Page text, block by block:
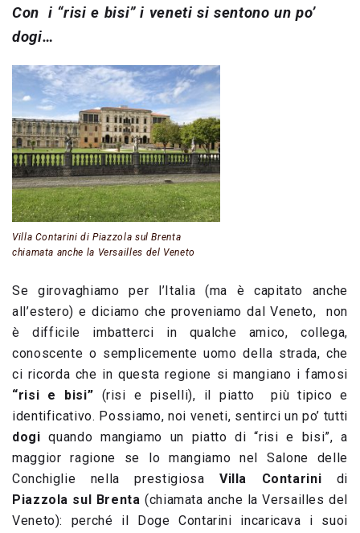
Con i “risi e bisi” i veneti si sentono un po’
dogi…
Villa Contarini di Piazzola sul Brenta
chiamata anche la Versailles del Veneto
Se girovaghiamo per l’Italia (ma è capitato anche
all’estero) e diciamo che proveniamo dal Veneto, non
è difficile imbatterci in qualche amico, collega,
conoscente o semplicemente uomo della strada, che
ci ricorda che in questa regione si mangiano i famosi
“risi e bisi” (risi e piselli), il piatto più tipico e
identificativo. Possiamo, noi veneti, sentirci un po’ tutti
dogi quando mangiamo un piatto di “risi e bisi”, a
maggior ragione se lo mangiamo nel Salone delle
Conchiglie nella prestigiosa Villa Contarini di
Piazzola sul Brenta (chiamata anche la Versailles del
Veneto): perché il Doge Contarini incaricava i suoi